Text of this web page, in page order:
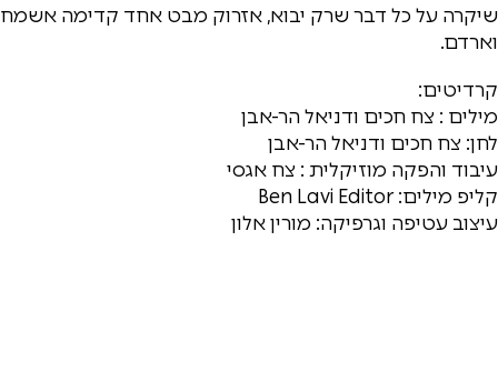
שיקרה על כל דבר שרק יבוא, אזרוק מבט אחד קדימה אשמח
וארדם.
קרדיטים:
מילים : צח חכים ודניאל הר-אבן
לחן: צח חכים ודניאל הר-אבן
עיבוד והפקה מוזיקלית : צח אגסי
קליפ מילים: Ben Lavi Editor
עיצוב עטיפה וגרפיקה: מורין אלון